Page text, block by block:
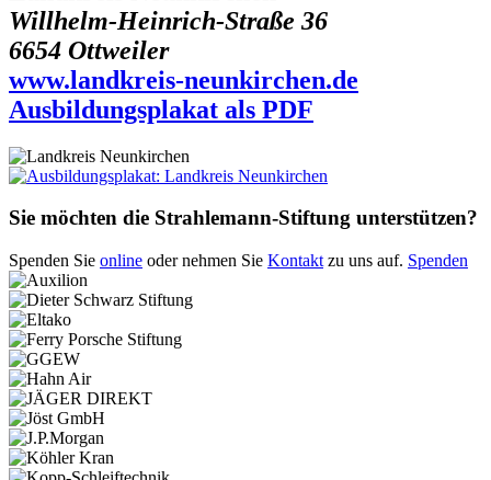
Willhelm-Heinrich-Straße 36
6654 Ottweiler
www.landkreis-neunkirchen.de
Ausbildungsplakat als PDF
Sie möchten die Strahlemann-Stiftung unterstützen?
Spenden Sie online oder nehmen Sie Kontakt zu uns auf. Spenden